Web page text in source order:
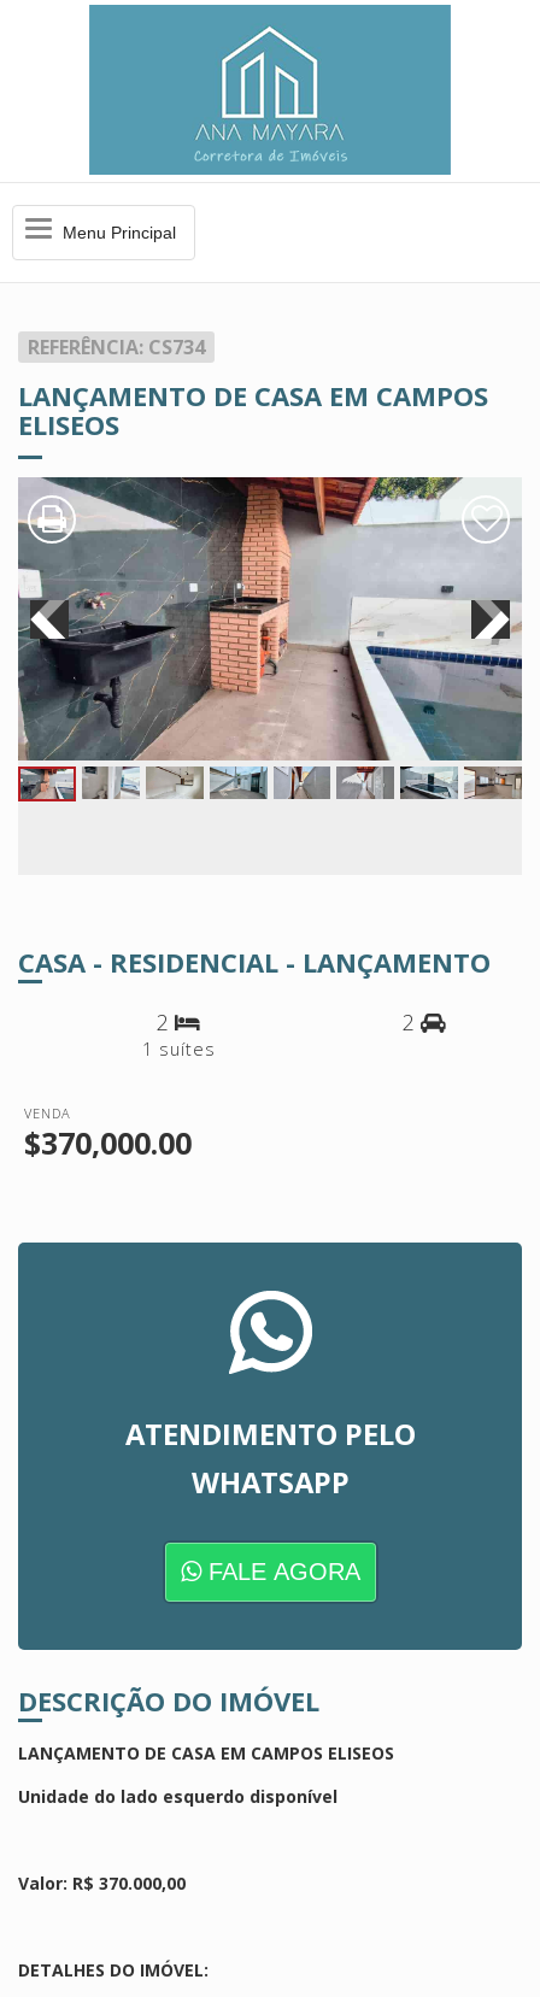
MenuMenu Principal
REFERÊNCIA: CS734
LANÇAMENTO DE CASA EM CAMPOS
ELISEOS
CASA - RESIDENCIAL - LANÇAMENTO
2
1 suítes
2
VENDA
$370,000.00
ATENDIMENTO PELO
WHATSAPP
FALE AGORA
DESCRIÇÃO DO IMÓVEL
LANÇAMENTO DE CASA EM CAMPOS ELISEOS
Unidade do lado esquerdo disponível
Valor: R$ 370.000,00
DETALHES DO IMÓVEL: